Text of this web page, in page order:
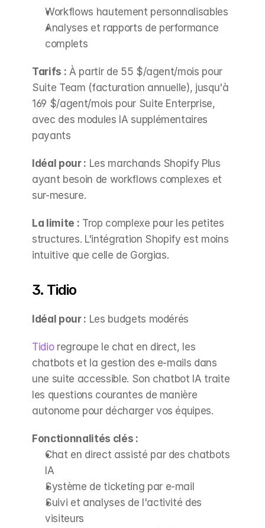
Workflows hautement personnalisables
Analyses et rapports de performance
complets
Tarifs : À partir de 55 $/agent/mois pour
Suite Team (facturation annuelle), jusqu'à
169 $/agent/mois pour Suite Enterprise,
avec des modules IA supplémentaires
payants
Idéal pour : Les marchands Shopify Plus
ayant besoin de workflows complexes et
sur-mesure.
La limite : Trop complexe pour les petites
structures. L'intégration Shopify est moins
intuitive que celle de Gorgias.
3. Tidio
Idéal pour : Les budgets modérés
Tidio regroupe le chat en direct, les
chatbots et la gestion des e-mails dans
une suite accessible. Son chatbot IA traite
les questions courantes de manière
autonome pour décharger vos équipes.
Fonctionnalités clés :
Chat en direct assisté par des chatbots
IA
Système de ticketing par e-mail
Suivi et analyses de l'activité des
visiteurs